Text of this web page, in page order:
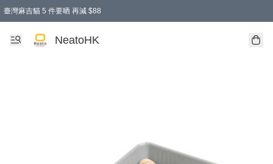
臺灣麻吉貓 5 件要晒 再減 $88
消費即享全單 95 折優惠！
購物滿 HKD 300.00即享免運費優惠！（適用於 特定的送貨方式 )
買麻吉貓廚具套裝免運費
寄送台灣運費滿HKD300 減 HKD50 優惠（不適用於儲物用品及傢俬）
NeatoHK